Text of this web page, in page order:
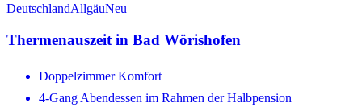
DeutschlandAllgäuNeu
Thermenauszeit in Bad Wörishofen
Doppelzimmer Komfort
4-Gang Abendessen im Rahmen der Halbpension